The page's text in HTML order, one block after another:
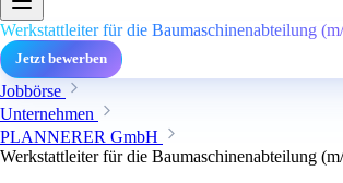
Werkstattleiter für die Baumaschinenabteilung
Jetzt bewerben
Jobbörse
Unternehmen
PLANNERER GmbH
Werkstattleiter für die Baumaschinenabteilung